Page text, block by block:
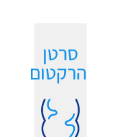
סרטן
הרקטום